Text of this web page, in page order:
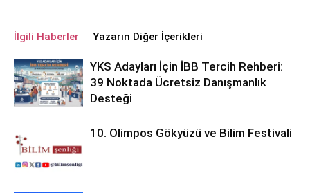
İlgili Haberler Yazarın Diğer İçerikleri
YKS Adayları İçin İBB Tercih Rehberi:
39 Noktada Ücretsiz Danışmanlık
Desteği
10. Olimpos Gökyüzü ve Bilim Festivali